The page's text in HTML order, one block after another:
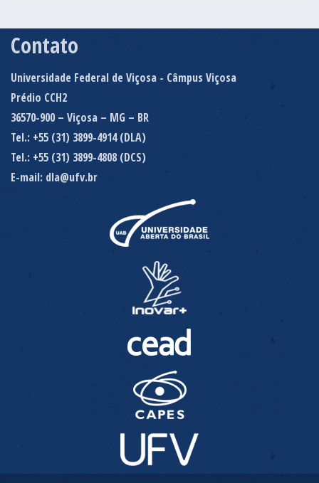
Contato
Universidade Federal de Viçosa - Câmpus Viçosa
Prédio CCH2
36570-900 – Viçosa – MG – BR
Tel.: +55 (31) 3899-4914 (DLA)
Tel.: +55 (31) 3899-4808 (DCS)
E-mail: dla@ufv.br